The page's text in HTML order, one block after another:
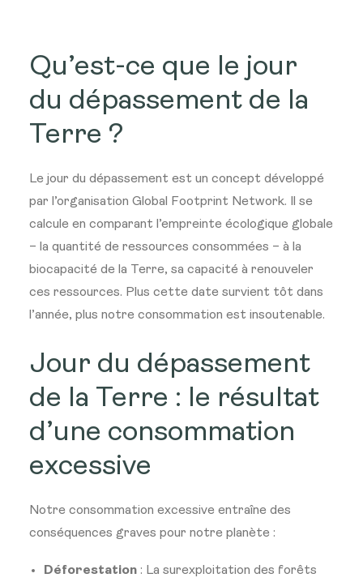
Qu’est-ce que le jour
du dépassement de la
Terre ?
Le jour du dépassement est un concept développé
par l’organisation Global Footprint Network. Il se
calcule en comparant l’empreinte écologique globale
– la quantité de ressources consommées – à la
biocapacité de la Terre, sa capacité à renouveler
ces ressources. Plus cette date survient tôt dans
l’année, plus notre consommation est insoutenable.
Jour du dépassement
de la Terre : le résultat
d’une consommation
excessive
Notre consommation excessive entraîne des
conséquences graves pour notre planète :
Déforestation : La surexploitation des forêts